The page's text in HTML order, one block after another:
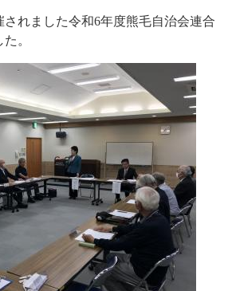
れました令和6年度熊毛自治会連合
。